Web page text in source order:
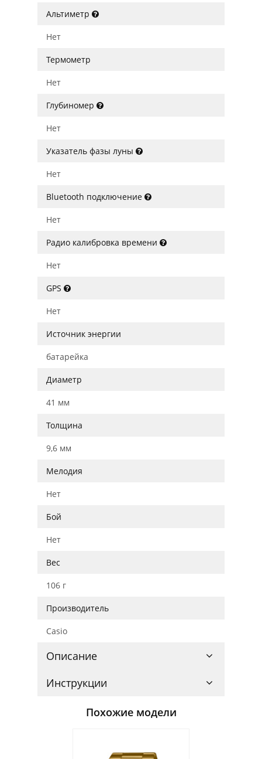
Альтиметр
Нет
Термометр
Нет
Глубиномер
Нет
Указатель фазы луны
Нет
Bluetooth подключение
Нет
Радио калибровка времени
Нет
GPS
Нет
Источник энергии
батарейка
Диаметр
41 мм
Толщина
9,6 мм
Мелодия
Нет
Бой
Нет
Вес
106 г
Производитель
Casio
Описание
Инструкции
Похожие модели